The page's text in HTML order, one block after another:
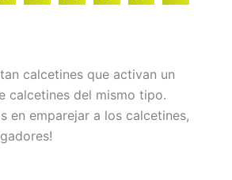
calcetines que activan un
calcetines del mismo tipo.
en emparejar a los calcetines,